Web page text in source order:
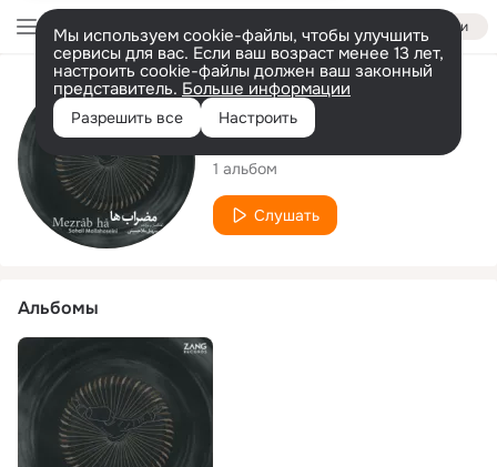
Войти
Мы используем cookie-файлы, чтобы улучшить
сервисы для вас. Если ваш возраст менее 13 лет,
настроить cookie-файлы должен ваш законный
представитель. Больше информации
Разрешить все Настроить
Исполнитель
Soheil Mollahoseini
1 альбом
Слушать
Альбомы